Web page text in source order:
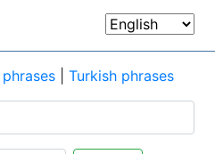
phrases Turkish phrases